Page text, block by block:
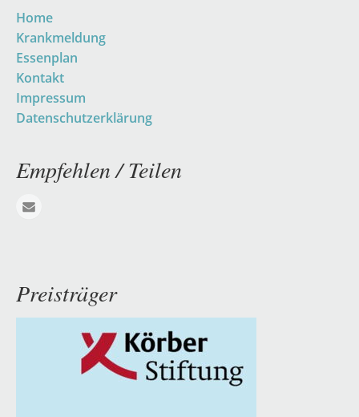
Navigation
überspringen
Home
Krankmeldung
Essenplan
Kontakt
Impressum
Datenschutzerklärung
Empfehlen / Teilen
Preisträger